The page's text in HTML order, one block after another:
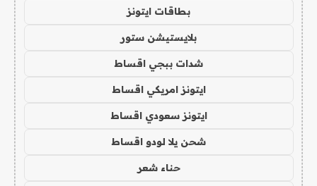
بطاقات ايتونز
بلايستيشن ستور
شدات ببجي اقساط
ايتونز امريكي اقساط
ايتونز سعودي اقساط
شحن يلا لودو اقساط
حناء شعر